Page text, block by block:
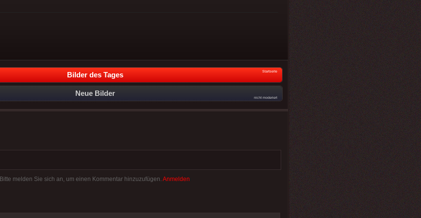
Bilder des Tages Startseite
Neue Bilder
nicht moderiert
Bitte melden Sie sich an, um einen Kommentar hinzuzufügen. Anmelden